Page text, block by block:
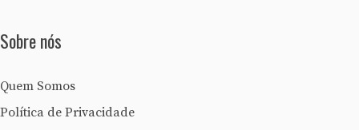
Sobre nós
Quem Somos
Política de Privacidade